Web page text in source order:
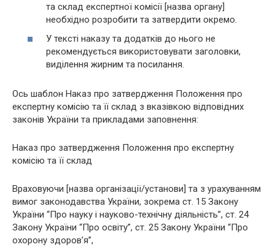
та склад експертної комісії [назва органу]
необхідно розробити та затвердити окремо.
У тексті наказу та додатків до нього не
рекомендується використовувати заголовки,
виділення жирним та посилання.
Ось шаблон Наказ про затвердження Положення про
експертну комісію та її склад з вказівкою відповідних
законів України та прикладами заповнення:
Наказ про затвердження Положення про експертну
комісію та її склад
Враховуючи [назва організації/установи] та з урахуванням
вимог законодавства України, зокрема ст. 15 Закону
України “Про науку і науково-технічну діяльність”, ст. 24
Закону України “Про освіту”, ст. 25 Закону України “Про
охорону здоров’я”,